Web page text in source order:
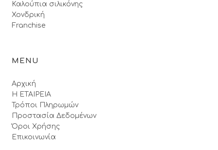
Καλούπια σιλικόνης
Χονδρική
Franchise
MENU
Αρχική
Η ΕΤΑΙΡΕΙΑ
Τρόποι Πληρωμών
Προστασία Δεδομένων
Όροι Xρήσης
Επικοινωνία